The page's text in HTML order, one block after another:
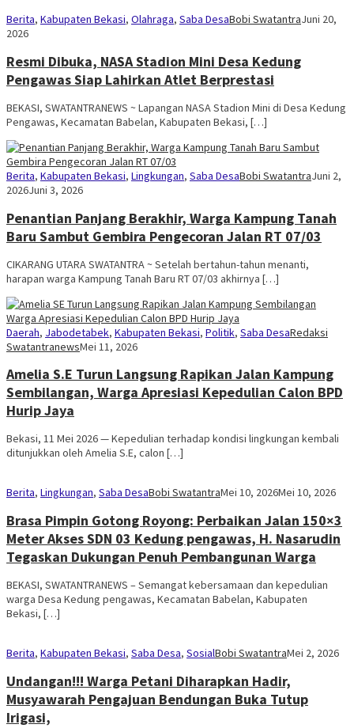
Berita, Kabupaten Bekasi, Olahraga, Saba DesaBobi SwatantraJuni 20,
2026
Resmi Dibuka, NASA Stadion Mini Desa Kedung
Pengawas Siap Lahirkan Atlet Berprestasi
BEKASI, SWATANTRANEWS ~ Lapangan NASA Stadion Mini di Desa Kedung
Pengawas, Kecamatan Babelan, Kabupaten Bekasi, […]
Berita, Kabupaten Bekasi, Lingkungan, Saba DesaBobi SwatantraJuni 2,
2026Juni 3, 2026
Penantian Panjang Berakhir, Warga Kampung Tanah
Baru Sambut Gembira Pengecoran Jalan RT 07/03
CIKARANG UTARA SWATANTRA ~ Setelah bertahun-tahun menanti,
harapan warga Kampung Tanah Baru RT 07/03 akhirnya […]
Daerah, Jabodetabek, Kabupaten Bekasi, Politik, Saba DesaRedaksi
SwatantranewsMei 11, 2026
Amelia S.E Turun Langsung Rapikan Jalan Kampung
Sembilangan, Warga Apresiasi Kepedulian Calon BPD
Hurip Jaya
Bekasi, 11 Mei 2026 — Kepedulian terhadap kondisi lingkungan kembali
ditunjukkan oleh Amelia S.E, calon […]
Berita, Lingkungan, Saba DesaBobi SwatantraMei 10, 2026Mei 10, 2026
Brasa Pimpin Gotong Royong: Perbaikan Jalan 150×3
Meter Akses SDN 03 Kedung pengawas, H. Nasarudin
Tegaskan Dukungan Penuh Pembangunan Warga
BEKASI, SWATANTRANEWS – Semangat kebersamaan dan kepedulian
warga Desa Kedung pengawas, Kecamatan Babelan, Kabupaten
Bekasi, […]
Berita, Kabupaten Bekasi, Saba Desa, SosialBobi SwatantraMei 2, 2026
Undangan!!! Warga Petani Diharapkan Hadir,
Musyawarah Pengajuan Bendungan Buka Tutup
Irigasi,